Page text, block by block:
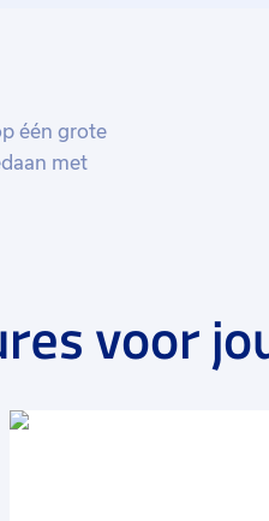
één grote
met
voor